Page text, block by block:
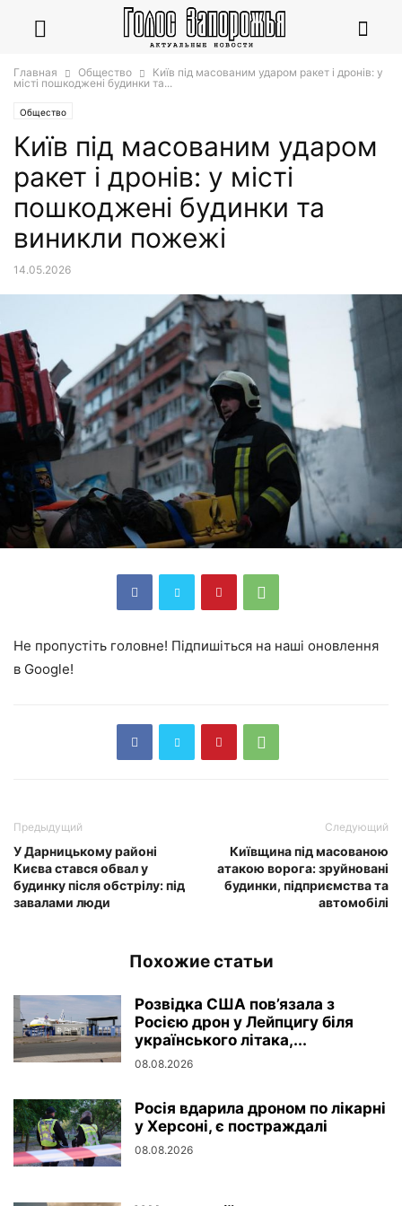
Главная Общество
Київ під масованим ударом ракет і дронів: у
місті пошкоджені будинки та...
Общество
Київ під масованим ударом
ракет і дронів: у місті
пошкоджені будинки та
виникли пожежі
14.05.2026
Не пропустіть головне! Підпишіться на наші оновлення
в Google!
Предыдущий
У Дарницькому районі
Києва стався обвал у
будинку після обстрілу: під
завалами люди
Следующий
Київщина під масованою
атакою ворога: зруйновані
будинки, підприємства та
автомобілі
Похожие статьи
Розвідка США пов’язала з
Росією дрон у Лейпцигу біля
українського літака,...
08.08.2026
Росія вдарила дроном по лікарні
у Херсоні, є постраждалі
08.08.2026